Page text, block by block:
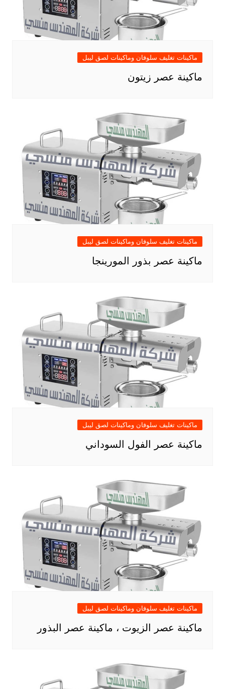
ماكينات تغليف سلوفان وماكينات لصق ليبل
ماكينة عصر زيتون
ماكينات تغليف سلوفان وماكينات لصق ليبل
ماكينة عصر بذور المورينجا
ماكينات تغليف سلوفان وماكينات لصق ليبل
ماكينة عصر الفول السوداني
ماكينات تغليف سلوفان وماكينات لصق ليبل
ماكينة عصر الزيوت ، ماكينة عصر البذور